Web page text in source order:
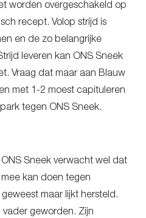
worden overgeschakeld op
recept. Volop strijd is
en de zo belangrijke
leveren kan ONS Sneek
Vraag dat maar aan Blauw
met 1-2 moest capituleren
tegen ONS Sneek.
Sneek verwacht wel dat
kan doen tegen
maar lijkt hersteld.
vader geworden. Zijn